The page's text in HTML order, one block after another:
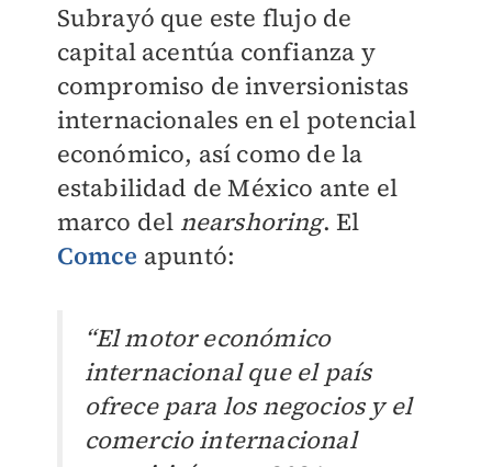
Subrayó que este flujo de
capital acentúa confianza y
compromiso de inversionistas
internacionales en el potencial
económico, así como de la
estabilidad de México ante el
marco del nearshoring. El
Comce apuntó:
“El motor económico
internacional que el país
ofrece para los negocios y el
comercio internacional